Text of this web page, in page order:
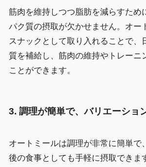
筋肉を維持しつつ脂肪を減らすため
パク質の摂取が欠かせません。オー
スナックとして取り入れることで、
質を補給し、筋肉の維持やトレーニ
ことができます。
3. 調理が簡単で、バリエーショ
オートミールは調理が非常に簡単で
後の食事としても手軽に摂取できま